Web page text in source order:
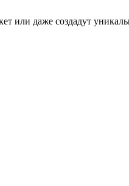
или даже создадут